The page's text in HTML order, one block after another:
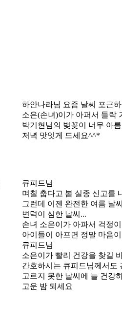
하얀나라님 요즘 날씨 포근
소은(손녀)이가 아퍼서 들락
박기현님의 벚꽃이 너무 아
저녁 맛잇게 드세요^^*
큐피드님
며칠 춥다고 봄 실종 신고를
그런데 이젠 완전한 여름 날
변덕이 심한 날씨...
손녀 소은이가 아파서 걱정
아이들이 아프면 정말 마음
큐피드님
소은이가 빨리 건강을 찾길
간호하시는 큐피드님께서도
고르지 못한 날씨에 늘 건강
고운 밤 되세요